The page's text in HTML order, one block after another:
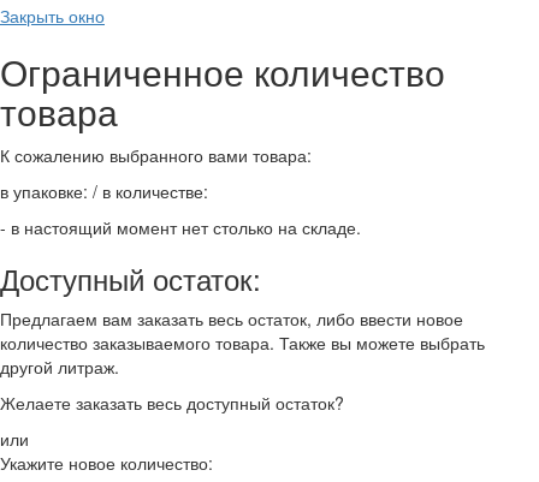
Закрыть окно
Ограниченное количество
товара
К сожалению выбранного вами товара:
в упаковке: / в количестве:
- в настоящий момент нет столько на складе.
Доступный остаток:
Предлагаем вам заказать весь остаток, либо ввести новое
количество заказываемого товара. Также вы можете выбрать
другой литраж.
Желаете заказать весь доступный остаток?
или
Укажите новое количество: